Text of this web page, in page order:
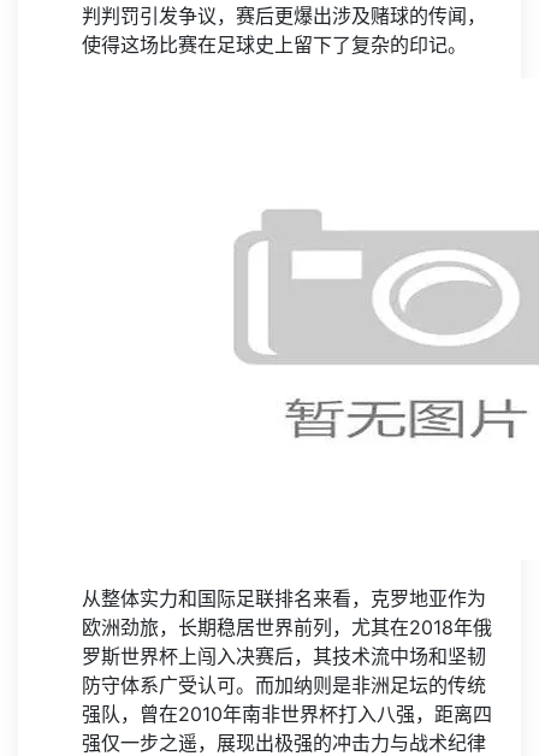
判判罚引发争议，赛后更爆出涉及赌球的传闻，
使得这场比赛在足球史上留下了复杂的印记。
从整体实力和国际足联排名来看，克罗地亚作为
欧洲劲旅，长期稳居世界前列，尤其在2018年俄
罗斯世界杯上闯入决赛后，其技术流中场和坚韧
防守体系广受认可。而加纳则是非洲足坛的传统
强队，曾在2010年南非世界杯打入八强，距离四
强仅一步之遥，展现出极强的冲击力与战术纪律